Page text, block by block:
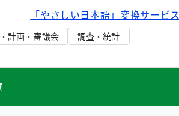
「やさしい日本語」変換サービス
計画・審議会 調査・統計